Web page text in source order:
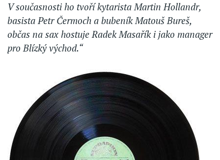
V současnosti ho tvoří kytarista Martin Hollandr,
basista Petr Čermoch a bubeník Matouš Bureš,
občas na sax hostuje Radek Masařík i jako manager
pro Blízký východ.“